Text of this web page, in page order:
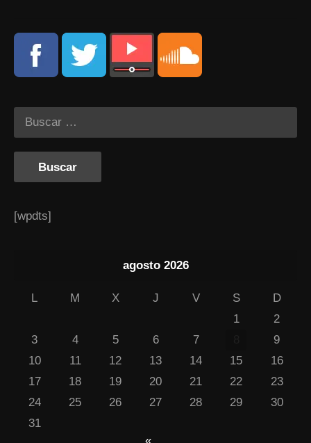
[wpdts]
agosto 2026
L M X J V S
D
1
2
3
4 5 6 7
9
10
11 12 13 14 15
16
17
18 19 20 21 22
23
24
25 26 27 28 29
30
31